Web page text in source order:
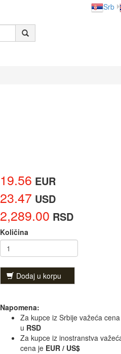
Srb
19.56 EUR
23.47 USD
2,289.00 RSD
Količina
Dodaj u korpu
Napomena:
Za kupce iz Srbije važeća
u RSD
Za kupce iz inostranstva
cena je EUR / US$